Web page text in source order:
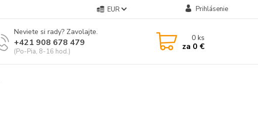
EUR Prihlásenie
Neviete si rady? Zavolajte.
+421 908 678 479
(Po-Pia, 8-16 hod.)
0ks
za 0 €